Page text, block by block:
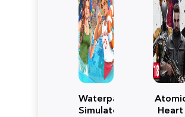
Waterpark
Simulator
Heart